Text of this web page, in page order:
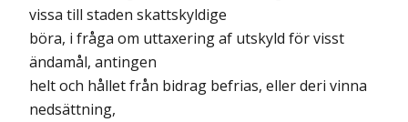
vissa till staden skattskyldige
böra, i fråga om uttaxering af utskyld för visst
ändamål, antingen
helt och hållet från bidrag befrias, eller deri vinna
nedsättning,